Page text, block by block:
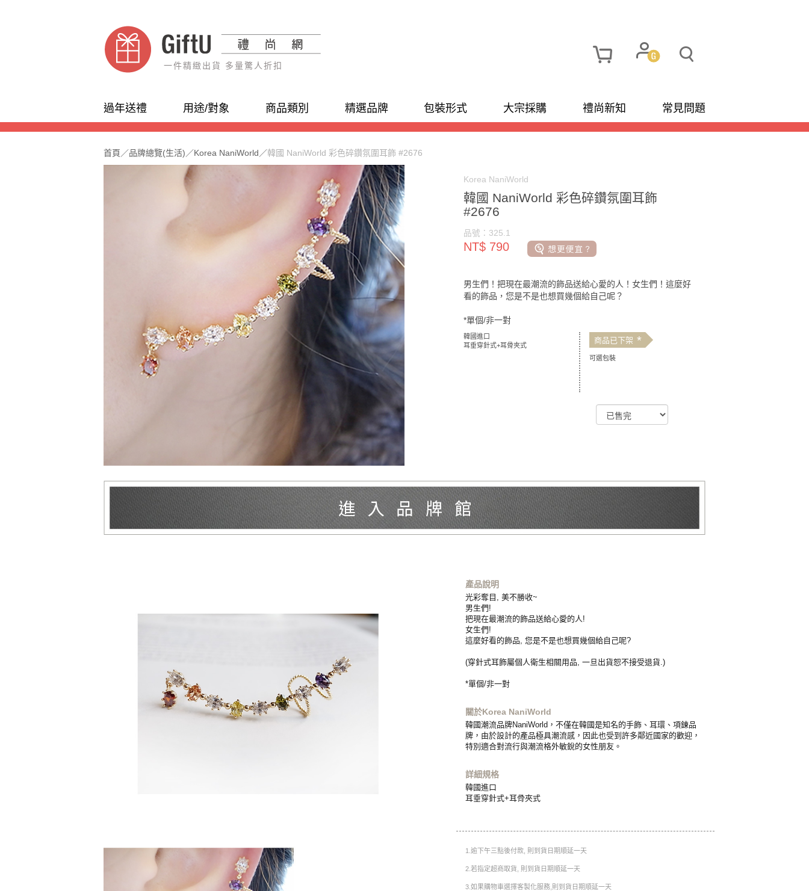
一件精緻出貨 多量驚人折扣
過年送禮 用途/對象 商品類別 精選品牌 包裝形式 大宗採購 禮尚新知 常見問題
首頁 ／品牌總覽(生活) ／Korea NaniWorld ／韓國 NaniWorld 彩色碎鑽氛圍耳飾 #2676
Korea NaniWorld
韓國 NaniWorld 彩色碎鑽氛圍耳飾
#2676
品號：325.1
NT$ 790
男生們！把現在最潮流的飾品送給心愛的人！女生們！這麼好
看的飾品，您是不是也想買幾個給自己呢？
*單個/非一對
韓國進口
耳垂穿針式+耳骨夾式
商品已下架 *
可選包裝
產品說明
光彩奪目, 美不勝收~
男生們!
把現在最潮流的飾品送給心愛的人!
女生們!
這麼好看的飾品, 您是不是也想買幾個給自己呢?
(穿針式耳飾屬個人衛生相關用品, 一旦出貨恕不接受退貨.)
*單個/非一對
關於Korea NaniWorld
韓國潮流品牌NaniWorld，不僅在韓國是知名的手飾、耳環、項鍊品
牌，由於設計的產品極具潮流感，因此也受到許多鄰近國家的歡迎，
特別適合對流行與潮流格外敏銳的女性朋友。
詳細規格
韓國進口
耳垂穿針式+耳骨夾式
1.逾下午三點後付款, 則到貨日期順延一天
2.若指定超商取貨, 則到貨日期順延一天
3.如果購物車選擇客製化服務,則到貨日期順延一天